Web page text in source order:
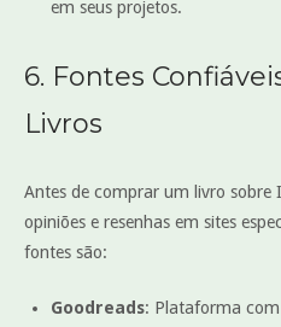
em seus projetos.
6. Fontes
Livros
Antes de comprar um livro sobre
opiniões e resenhas em sites
fontes são:
Goodreads: Plataforma com